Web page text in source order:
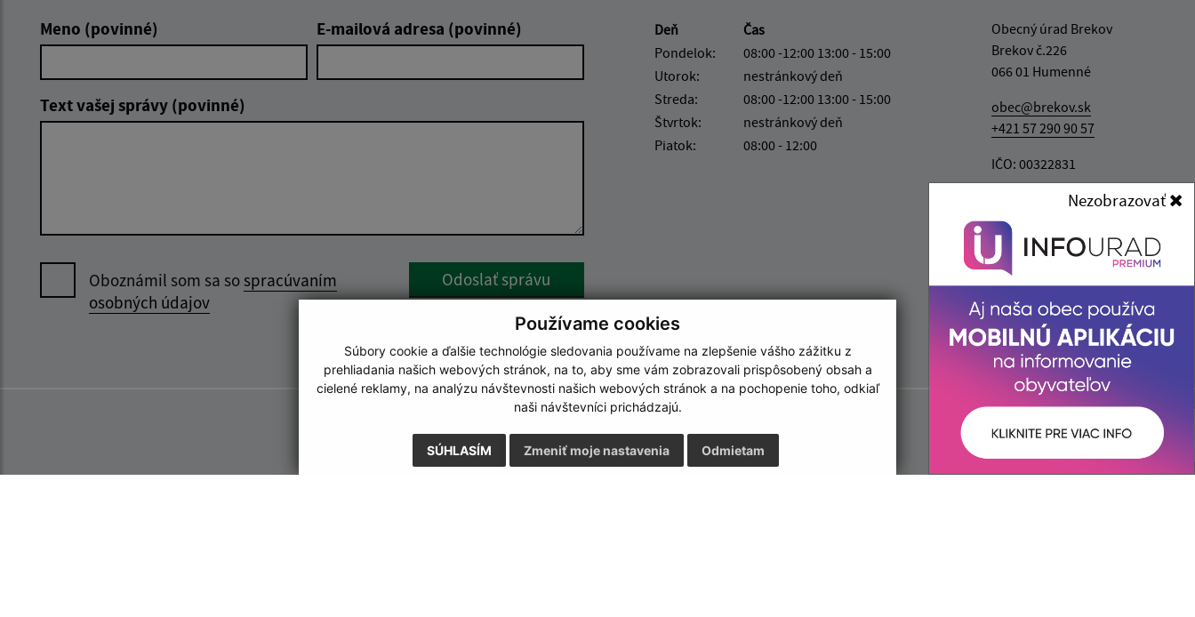
Používame cookies
Súbory cookie a ďalšie technológie sledovania používame na zlepšenie vášho zážitku z
prehliadania našich webových stránok, na to, aby sme vám zobrazovali prispôsobený obsah a
cielené reklamy, na analýzu návštevnosti našich webových stránok a na pochopenie toho, odkiaľ
naši návštevníci prichádzajú.
SÚHLASÍM Odmietam
Zmeniť moje nastavenia
Meno (povinné)
E-mailová adresa (povinné)
Text vašej správy (povinné)
Oboznámil som sa sospracúvaním
osobných údajov
Odoslať správu
Deň
Čas
Pondelok:
08:00 -12:00 13:00 - 15:00
Utorok:
nestránkový deň
Streda:
08:00 -12:00 13:00 - 15:00
Štvrtok:
nestránkový deň
Piatok:
08:00 - 12:00
Obecný úrad Brekov
Brekov č.226
066 01 Humenné
obec@brekov.sk
+421 57 290 90 57
IČO: 00322831
Nezobrazovať